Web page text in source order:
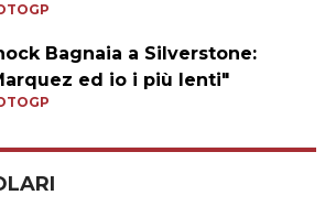
Bagnaia a Silverstone:
ed io i più lenti"